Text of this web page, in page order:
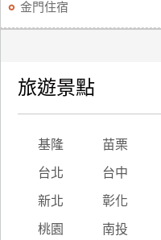
金門住宿
旅遊景點
基隆 苗栗
台北 台中
新北 彰化
桃園 南投